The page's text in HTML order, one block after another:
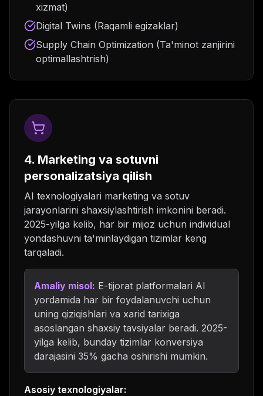
xizmat)
Digital Twins (Raqamli egizaklar)
Supply Chain Optimization (Ta'minot zanjirini
optimallashtrish)
4. Marketing va sotuvni
personalizatsiya qilish
AI texnologiyalari marketing va sotuv
jarayonlarini shaxsiylashtirish imkonini beradi.
2025-yilga kelib, har bir mijoz uchun individual
yondashuvni ta'minlaydigan tizimlar keng
tarqaladi.
Amaliy misol: E-tijorat platformalari AI
yordamida har bir foydalanuvchi uchun
uning qiziqishlari va xarid tarixiga
asoslangan shaxsiy tavsiyalar beradi. 2025-
yilga kelib, bunday tizimlar konversiya
darajasini 35% gacha oshirishi mumkin.
Asosiy texnologiyalar: